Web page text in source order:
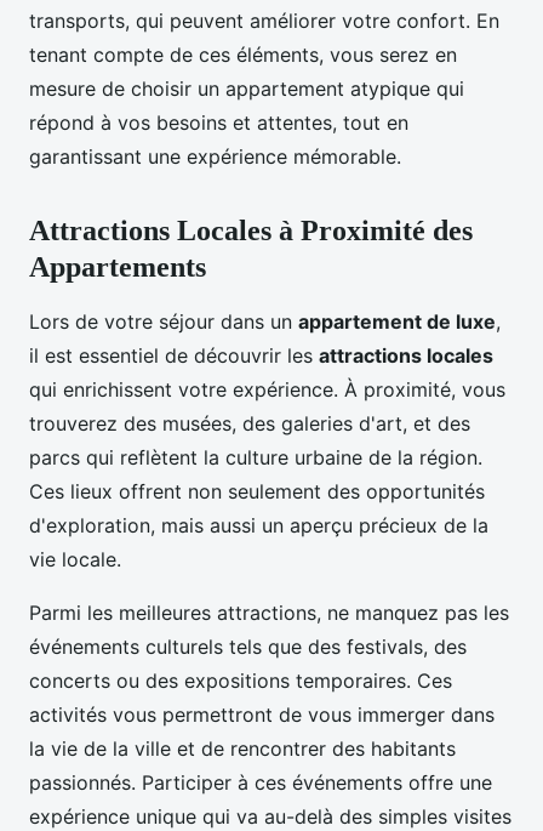
transports, qui peuvent améliorer votre confort. En
tenant compte de ces éléments, vous serez en
mesure de choisir un appartement atypique qui
répond à vos besoins et attentes, tout en
garantissant une expérience mémorable.
Attractions Locales à Proximité des
Appartements
Lors de votre séjour dans un appartement de luxe,
il est essentiel de découvrir les attractions locales
qui enrichissent votre expérience. À proximité, vous
trouverez des musées, des galeries d'art, et des
parcs qui reflètent la culture urbaine de la région.
Ces lieux offrent non seulement des opportunités
d'exploration, mais aussi un aperçu précieux de la
vie locale.
Parmi les meilleures attractions, ne manquez pas les
événements culturels tels que des festivals, des
concerts ou des expositions temporaires. Ces
activités vous permettront de vous immerger dans
la vie de la ville et de rencontrer des habitants
passionnés. Participer à ces événements offre une
expérience unique qui va au-delà des simples visites